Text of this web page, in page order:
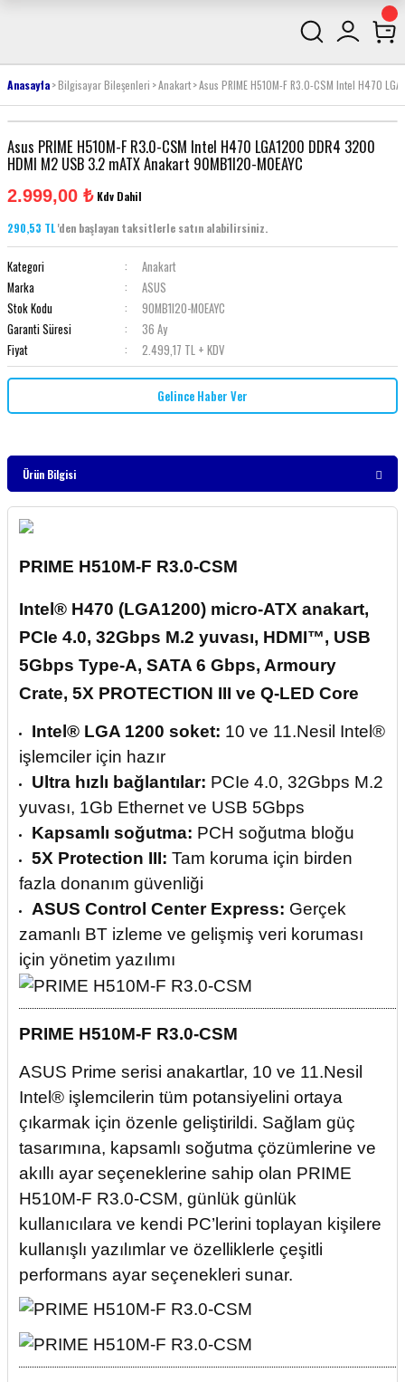
Anasayfa Bilgisayar Bileşenleri Anakart Asus PRIME H510M-F R3.0-CSM Intel H470
Asus PRIME H510M-F R3.0-CSM Intel H470 LGA1200 DDR4 3200
HDMI M2 USB 3.2 mATX Anakart 90MB1I20-M0EAYC
2.999,00 ₺ Kdv Dahil
290,53 TL'den başlayan taksitlerle satın alabilirsiniz.
Kategori
Anakart
Marka
ASUS
Stok Kodu
90MB1I20-M0EAYC
Garanti Süresi
36 Ay
Fiyat
2.499,17 TL + KDV
Gelince Haber Ver
Ürün Bilgisi
PRIME H510M-F R3.0-CSM
Intel® H470 (LGA1200) micro-ATX anakart,
PCIe 4.0, 32Gbps M.2 yuvası, HDMI™, USB
5Gbps Type-A, SATA 6 Gbps, Armoury
Crate, 5X PROTECTION III ve Q-LED Core
Intel® LGA 1200 soket: 10 ve 11.Nesil Intel®
işlemciler için hazır
Ultra hızlı bağlantılar: PCIe 4.0, 32Gbps M.2
yuvası, 1Gb Ethernet ve USB 5Gbps
Kapsamlı soğutma: PCH soğutma bloğu
5X Protection III: Tam koruma için birden
fazla donanım güvenliği
ASUS Control Center Express: Gerçek
zamanlı BT izleme ve gelişmiş veri koruması
için yönetim yazılımı
PRIME H510M-F R3.0-CSM
ASUS Prime serisi anakartlar, 10 ve 11.Nesil
Intel® işlemcilerin tüm potansiyelini ortaya
çıkarmak için özenle geliştirildi. Sağlam güç
tasarımına, kapsamlı soğutma çözümlerine ve
akıllı ayar seçeneklerine sahip olan PRIME
H510M-F R3.0-CSM, günlük günlük
kullanıcılara ve kendi PC’lerini toplayan kişilere
kullanışlı yazılımlar ve özelliklerle çeşitli
performans ayar seçenekleri sunar.